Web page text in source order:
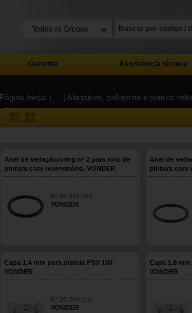
Garantia Assistência técnica
Página Inicial | ... | Abrasivos, polimento e pintura
Anel de vedação/oring nº 2 para rolo de
pintura com reservatório, VONDER
62.99.540.002
VONDER
Anel de
pintura com
Capa 1,4 mm para pistola PSV 100
VONDER
62.20.200.110
VONDER
Capa 1,8
VONDER